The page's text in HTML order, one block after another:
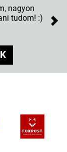
nagyon
tudom! :)